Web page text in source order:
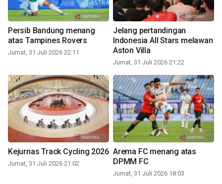
Persib Bandung menang
atas Tampines Rovers
Jumat, 31 Juli 2026 22:11
Jelang pertandingan
Indonesia All Stars melawan
Aston Villa
Jumat, 31 Juli 2026 21:22
Kejurnas Track Cycling 2026
Jumat, 31 Juli 2026 21:02
Arema FC menang atas
DPMM FC
Jumat, 31 Juli 2026 18:03